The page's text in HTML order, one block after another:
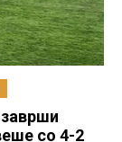
со 4-2